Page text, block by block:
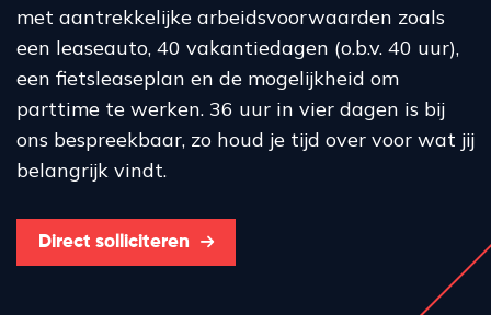
met aantrekkelijke arbeidsvoorwaarden zoals
een leaseauto, 40 vakantiedagen (o.b.v. 40 uur),
een fietsleaseplan en de mogelijkheid om
parttime te werken. 36 uur in vier dagen is bij
ons bespreekbaar, zo houd je tijd over voor wat jij
belangrijk vindt.
Direct solliciteren